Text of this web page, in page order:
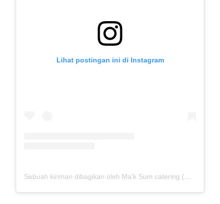
Lihat postingan ini di Instagram
Sebuah kiriman dibagikan oleh Ma'k Sum catering (@mak_sumcatering)